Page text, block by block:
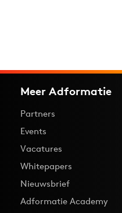
Meer Adformatie
Partners
Events
Vacatures
Whitepapers
Nieuwsbrief
Adformatie Academy